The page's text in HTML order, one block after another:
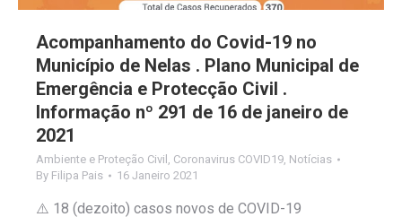
Acompanhamento do Covid-19 no
Município de Nelas . Plano Municipal de
Emergência e Protecção Civil .
Informação nº 291 de 16 de janeiro de
2021
Ambiente e Proteção Civil , Coronavirus COVID19, Notícias
By Filipa Pais 16 Janeiro 2021
⚠️ 18 (dezoito) casos novos de COVID-19